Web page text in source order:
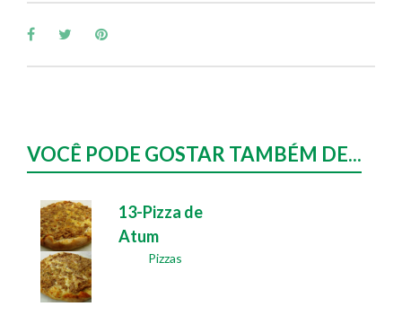
VOCÊ PODE GOSTAR TAMBÉM DE...
13-Pizza de
Atum
Pizzas